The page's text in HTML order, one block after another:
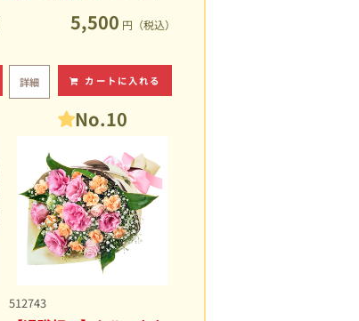
5,500 円（税込）
詳細 カートに入れる
No.10
512743